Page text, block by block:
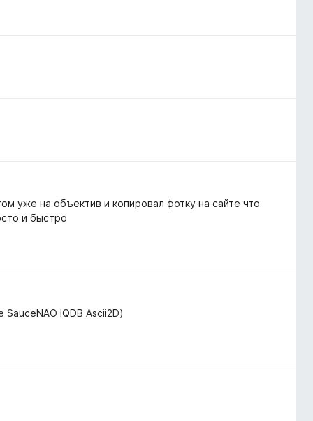
уже на объектив и копировал фотку на сайте что
и быстро
IQDB Ascii2D)